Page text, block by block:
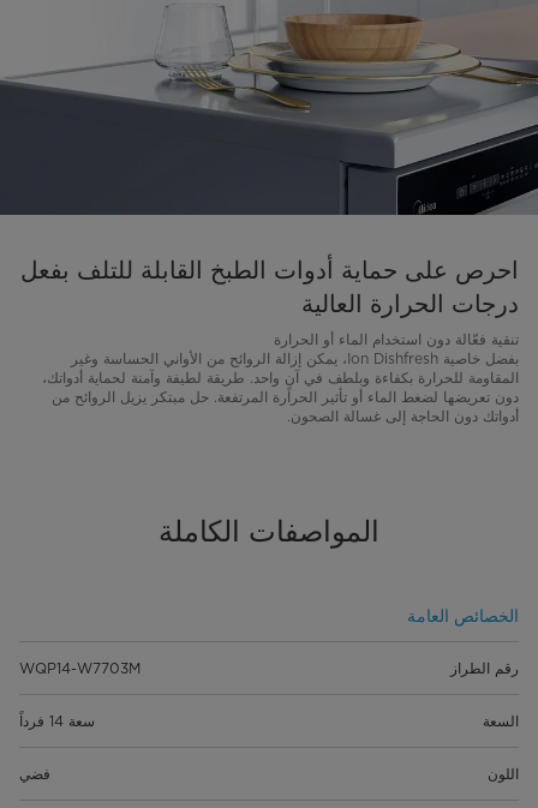
احرص على حماية أدوات الطبخ القابلة للتلف بفعل
درجات الحرارة العالية
تنقية فعّالة دون استخدام الماء أو الحرارة
بفضل خاصية Ion Dishfresh، يمكن إزالة الروائح من الأواني الحساسة وغير
المقاومة للحرارة بكفاءة وبلطف في آنٍ واحد. طريقة لطيفة وآمنة لحماية أدواتك،
دون تعريضها لضغط الماء أو تأثير الحرارة المرتفعة. حل مبتكر يزيل الروائح من
أدواتك دون الحاجة إلى غسالة الصحون.
المواصفات الكاملة
الخصائص العامة
رقم الطراز WQP14-W7703M
السعة سعة 14 فرداً
اللون فضي